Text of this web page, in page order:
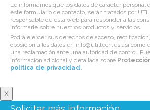
Le informamos que los datos de carácter personal
este formulario de contacto, serán tratados por
responsable de esta web para responder a las
informarle sobre nuestros productos y servicios.
Podrá ejercer sus derechos de acceso,
oposición a los datos en info@utiltech.es así como
una reclamación ante una autoridad de control.
información adicional y detallada sobre
politica de privacidad.
X